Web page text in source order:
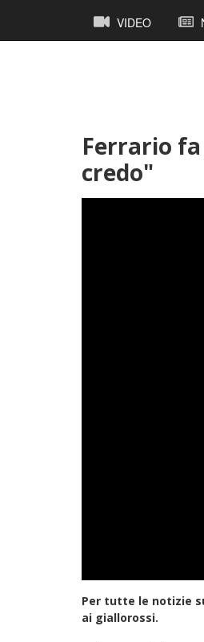
contenuto
principale
VIDEO
Ferrario
credo"
Per tutte le notizie
ai giallorossi.